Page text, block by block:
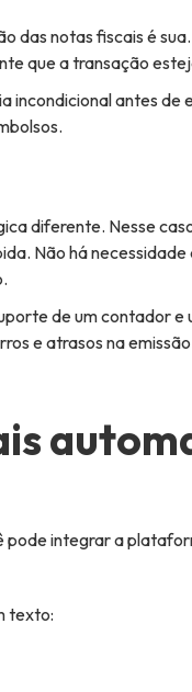
das notas fiscais é
que a transação
antes de
diferente. Nesse
Não há
de um contador e
e atrasos na
integrar a
texto: